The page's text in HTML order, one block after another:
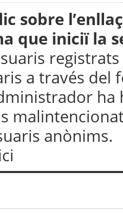
sobre
que iniciï la
a través
anònims.